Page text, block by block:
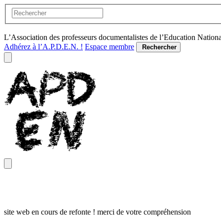
L’Association des professeurs documentalistes de l’Education
Adhérez à l’A.P.D.E.N. ! Espace membre Rechercher
site web en cours de refonte ! merci de votre compréhension